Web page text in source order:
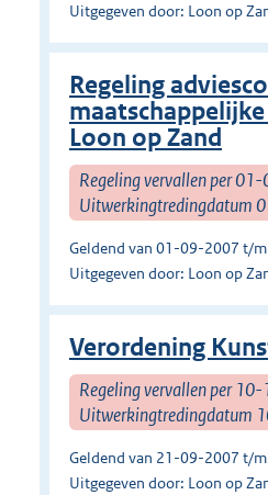
Uitgegeven door: Loon op
Regeling
Loon op Zand
Regeling vervallen per
Uitwerkingtredingdatum
Geldend van 01-09-2007 t/
Uitgegeven door: Loon op
Verordening
Regeling vervallen per
Uitwerkingtredingdatum
Geldend van 21-09-2007 t/
Uitgegeven door: Loon op